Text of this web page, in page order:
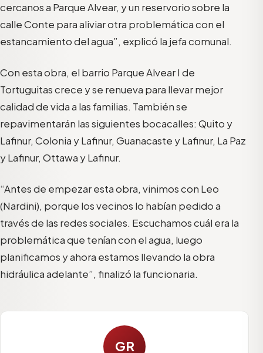
cercanos a Parque Alvear, y un reservorio sobre la
calle Conte para aliviar otra problemática con el
estancamiento del agua”, explicó la jefa comunal.
Con esta obra, el barrio Parque Alvear I de
Tortuguitas crece y se renueva para llevar mejor
calidad de vida a las familias. También se
repavimentarán las siguientes bocacalles: Quito y
Lafinur, Colonia y Lafinur, Guanacaste y Lafinur, La Paz
y Lafinur, Ottawa y Lafinur.
“Antes de empezar esta obra, vinimos con Leo
(Nardini), porque los vecinos lo habían pedido a
través de las redes sociales. Escuchamos cuál era la
problemática que tenían con el agua, luego
planificamos y ahora estamos llevando la obra
hidráulica adelante”, finalizó la funcionaria.
GR